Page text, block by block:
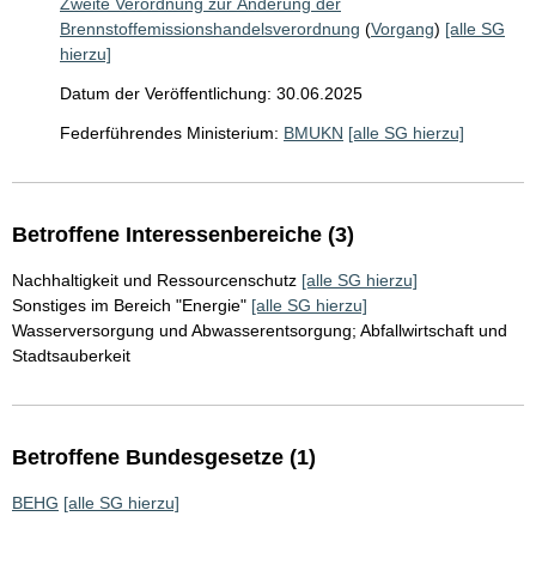
Brennstoffemissionshandelsverordnung (Vorgang) [alle SG
hierzu]
Datum der Veröffentlichung: 30.06.2025
Federführendes Ministerium: BMUKN [alle SG hierzu]
Betroffene Interessenbereiche (3)
Nachhaltigkeit und Ressourcenschutz [alle SG hierzu]
Sonstiges im Bereich "Energie" [alle SG hierzu]
Wasserversorgung und Abwasserentsorgung; Abfallwirtschaft und
Stadtsauberkeit
Betroffene Bundesgesetze (1)
BEHG [alle SG hierzu]